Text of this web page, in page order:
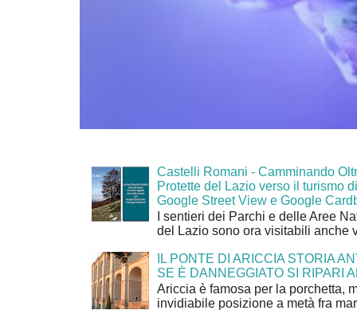
Castelli Romani - Camminando
Protette del Lazio verso il turismo
Google Street View e Google
I sentieri dei Parchi e delle Aree
del Lazio sono ora visitabili anche
IL PONTE DI ARICCIA STORIA
SE È DANNEGGIATO SI RIPARI
Ariccia è famosa per la porchetta,
invidiabile posizione a metà fra